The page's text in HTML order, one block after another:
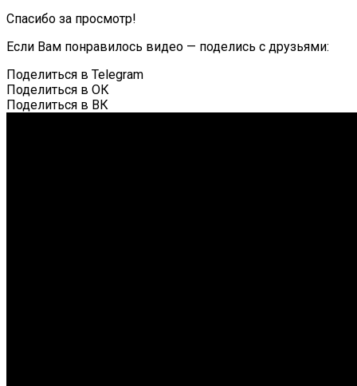
Спасибо за просмотр!
Если Вам понравилось видео — поделись с друзьями:
Поделиться в Telegram
Поделиться в ОК
Поделиться в ВК